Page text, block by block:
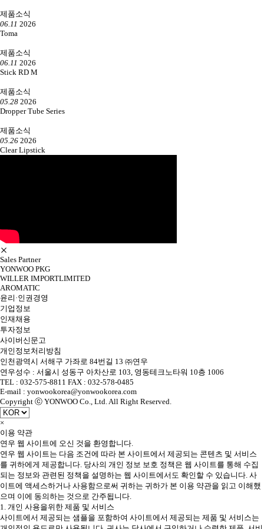
제품소식
06.11 2026
Toma
제품소식
06.11 2026
Stick RD M
제품소식
05.28 2026
Dropper Tube Series
제품소식
05.26 2026
Clear Lipstick
Sales Partner
YONWOO PKG
WILLER IMPORTLIMITED
AROMATIC
윤리·인권경영
기업정보
인재채용
투자정보
사이버신문고
개인정보처리방침
인천광역시 서해구 가좌로 84번길 13 ㈜연우
연우성수 : 서울시 성동구 아차산로 103, 영동테크노타워 10층 1006
TEL : 032-575-8811 FAX : 032-578-0485
E-mail : yonwookorea@yonwookorea.com
Copyright ⓒ YONWOO Co., Ltd. All Right Reserved.
×
이용 약관
연우 웹 사이트에 오신 것을 환영합니다.
연우 웹 사이트는 다음 조건에 따라 본 사이트에서 제공되는 콘텐츠 및 서비스
를 귀하에게 제공합니다. 당사의 개인 정보 보호 정책은 웹 사이트를 통해 수집
되는 정보와 관련된 정책을 설명하는 웹 사이트에서도 확인할 수 있습니다. 사
이트에 액세스하거나 사용함으로써 귀하는 귀하가 본 이용 약관을 읽고 이해했
으며 이에 동의하는 것으로 간주됩니다.
1. 개인 사용을위한 제품 및 서비스
사이트에서 제공되는 샘플을 포함하여 사이트에서 제공되는 제품 및 서비스는